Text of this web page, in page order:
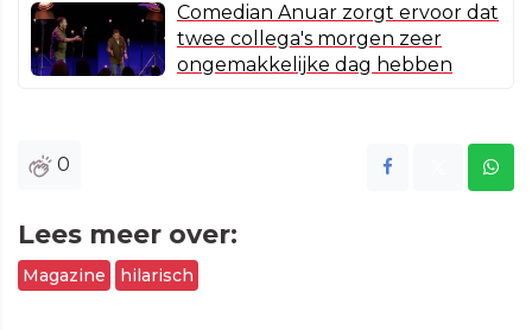
Comedian Anuar zorgt ervoor dat
twee collega's morgen zeer
ongemakkelijke dag hebben
0
Lees meer over:
Magazine hilarisch